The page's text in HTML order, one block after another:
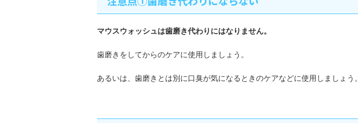
マウスウォッシュは歯磨き代わりにはなりません。
歯磨きをしてからのケアに使用しましょう。
あるいは、歯磨きとは別に口臭が気になるときのケアなどに使用しましょう。